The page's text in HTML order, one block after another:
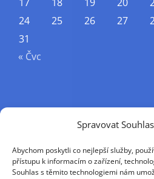
Spravovat
Abychom poskytli co nejlepší služby,
přístupu k informacím o zařízení,
Souhlas s těmito technologiemi nám
24
25 26 27
31
« Čvc
Příjmení
Křestní jméno